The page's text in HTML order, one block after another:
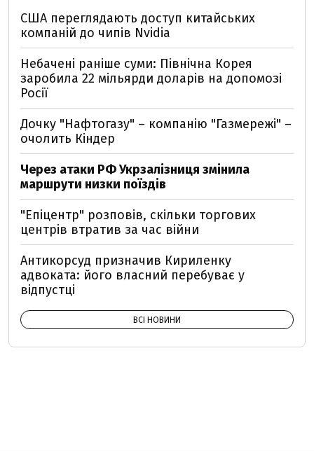
США переглядають доступ китайських
компаній до чипів Nvidia
Небачені раніше суми: Північна Корея
заробила 22 мільярди доларів на допомозі
Росії
Дочку "Нафтогазу" – компанію "Газмережі" –
очолить Кіндер
Через атаки РФ Укрзалізниця змінила
маршрути низки поїздів
"Епіцентр" розповів, скільки торгових
центрів втратив за час війни
Антикорсуд призначив Кириленку
адвоката: його власний перебуває у
відпустці
ВСІ НОВИНИ